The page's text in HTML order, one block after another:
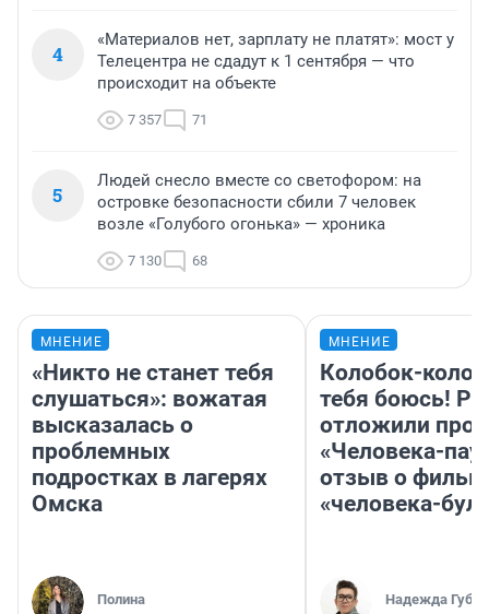
4
«Материалов нет, зарплату не платят»: мост у
Телецентра не сдадут к 1 сентября — что
происходит на объекте
7 357 71
5
Людей снесло вместе со светофором: на
островке безопасности сбили 7 человек
возле «Голубого огонька» — хроника
7 130 68
МНЕНИЕ
«Никто не станет тебя
слушаться»: вожатая
высказалась о
проблемных
подростках в лагерях
Омска
Полина
МНЕНИЕ
Колобок-
тебя боюсь!
отложили
«Человека-
отзыв о
«человека-
Надежда